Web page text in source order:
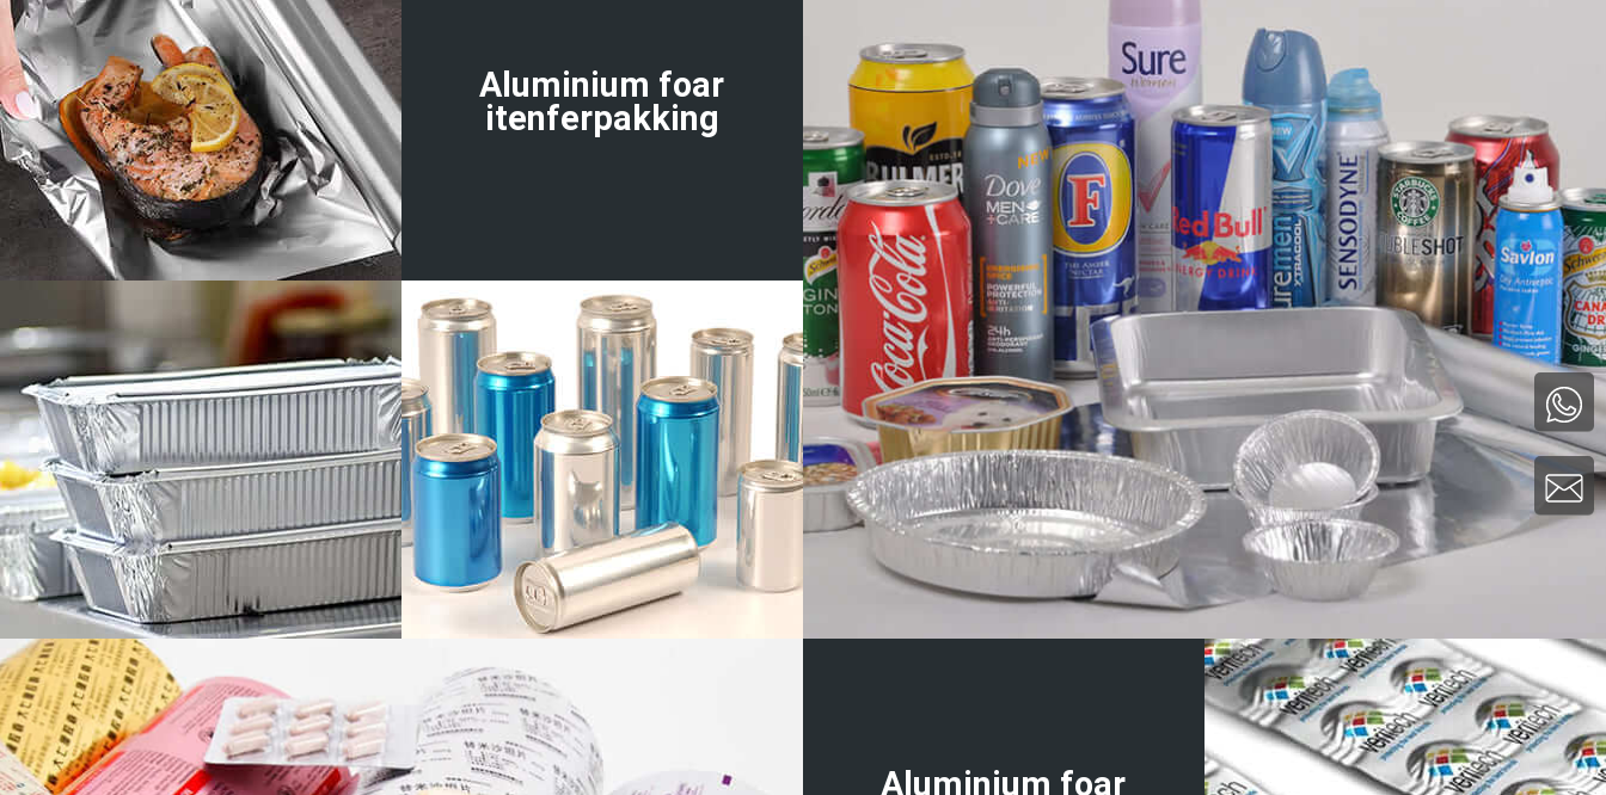
Aluminium foar
itenferpakking
Aluminium foar